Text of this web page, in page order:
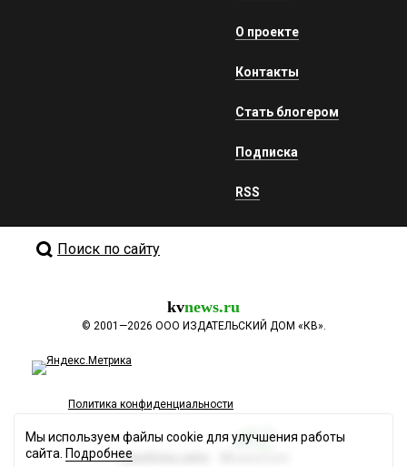
О проекте
Контакты
Стать блогером
Подписка
RSS
Поиск по сайту
kvnews.ru
© 2001—2026 ООО ИЗДАТЕЛЬСКИЙ ДОМ «КВ».
Политика конфиденциальности
Разработка сайта
Мы используем файлы cookie для улучшения работы
сайта. Подробнее